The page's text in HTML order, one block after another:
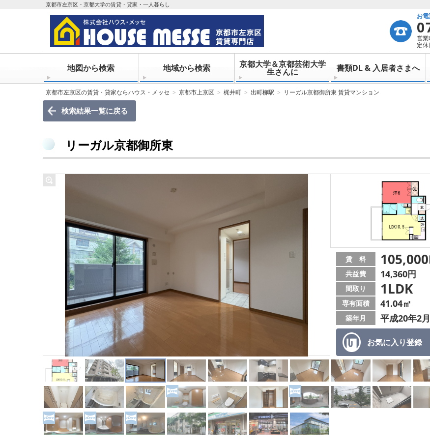
京都市左京区・京都大学の賃貸・貸家・一人暮らし
お
営
定
地図から検索 地域から検索 京都大学＆京都芸術大学
生さんに 書類DL & 入居者さまへ
京都市左京区の賃貸・貸家ならハウス・メッセ 京都市上京区 梶井町 出町柳駅 リーガル京都御所東 賃貸マンション
検索結果一覧に戻る
リーガル京都御所東
お気に入り登録
賃 料 105,000
共益費 14,360円
間取り 1LDK
専有面積 41.04㎡
築年月 平成20年2